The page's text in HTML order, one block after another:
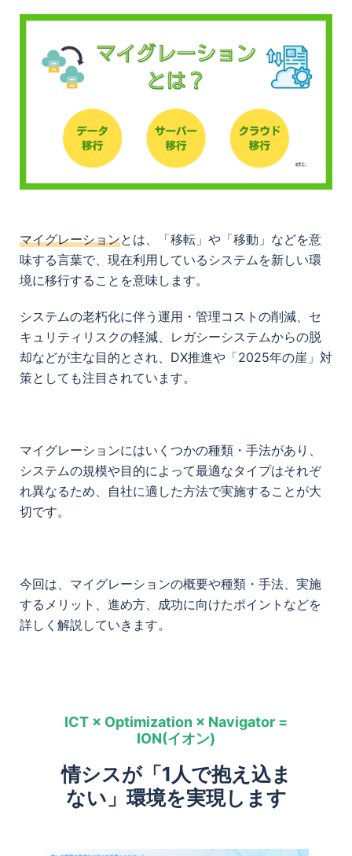
マイグレーションとは、「移転」や「移動」などを意
味する言葉で、現在利用しているシステムを新しい環
境に移行することを意味します。
システムの老朽化に伴う運用・管理コストの削減、セ
キュリティリスクの軽減、レガシーシステムからの脱
却などが主な目的とされ、DX推進や「2025年の崖」対
策としても注目されています。
マイグレーションにはいくつかの種類・手法があり、
システムの規模や目的によって最適なタイプはそれぞ
れ異なるため、自社に適した方法で実施することが大
切です。
今回は、マイグレーションの概要や種類・手法、実施
するメリット、進め方、成功に向けたポイントなどを
詳しく解説していきます。
ICT × Optimization × Navigator =
ION(イオン)
情シスが「1人で抱え込ま
ない」環境を実現します